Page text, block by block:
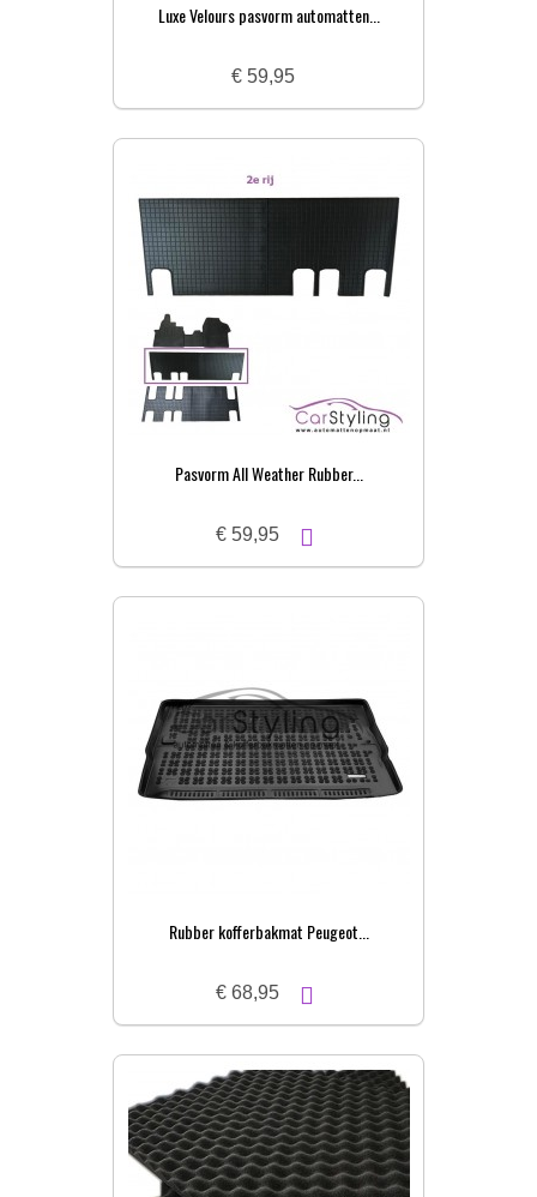
Luxe Velours pasvorm automatten...
€ 59,95
Pasvorm All Weather Rubber...
€ 59,95
Rubber kofferbakmat Peugeot...
€ 68,95